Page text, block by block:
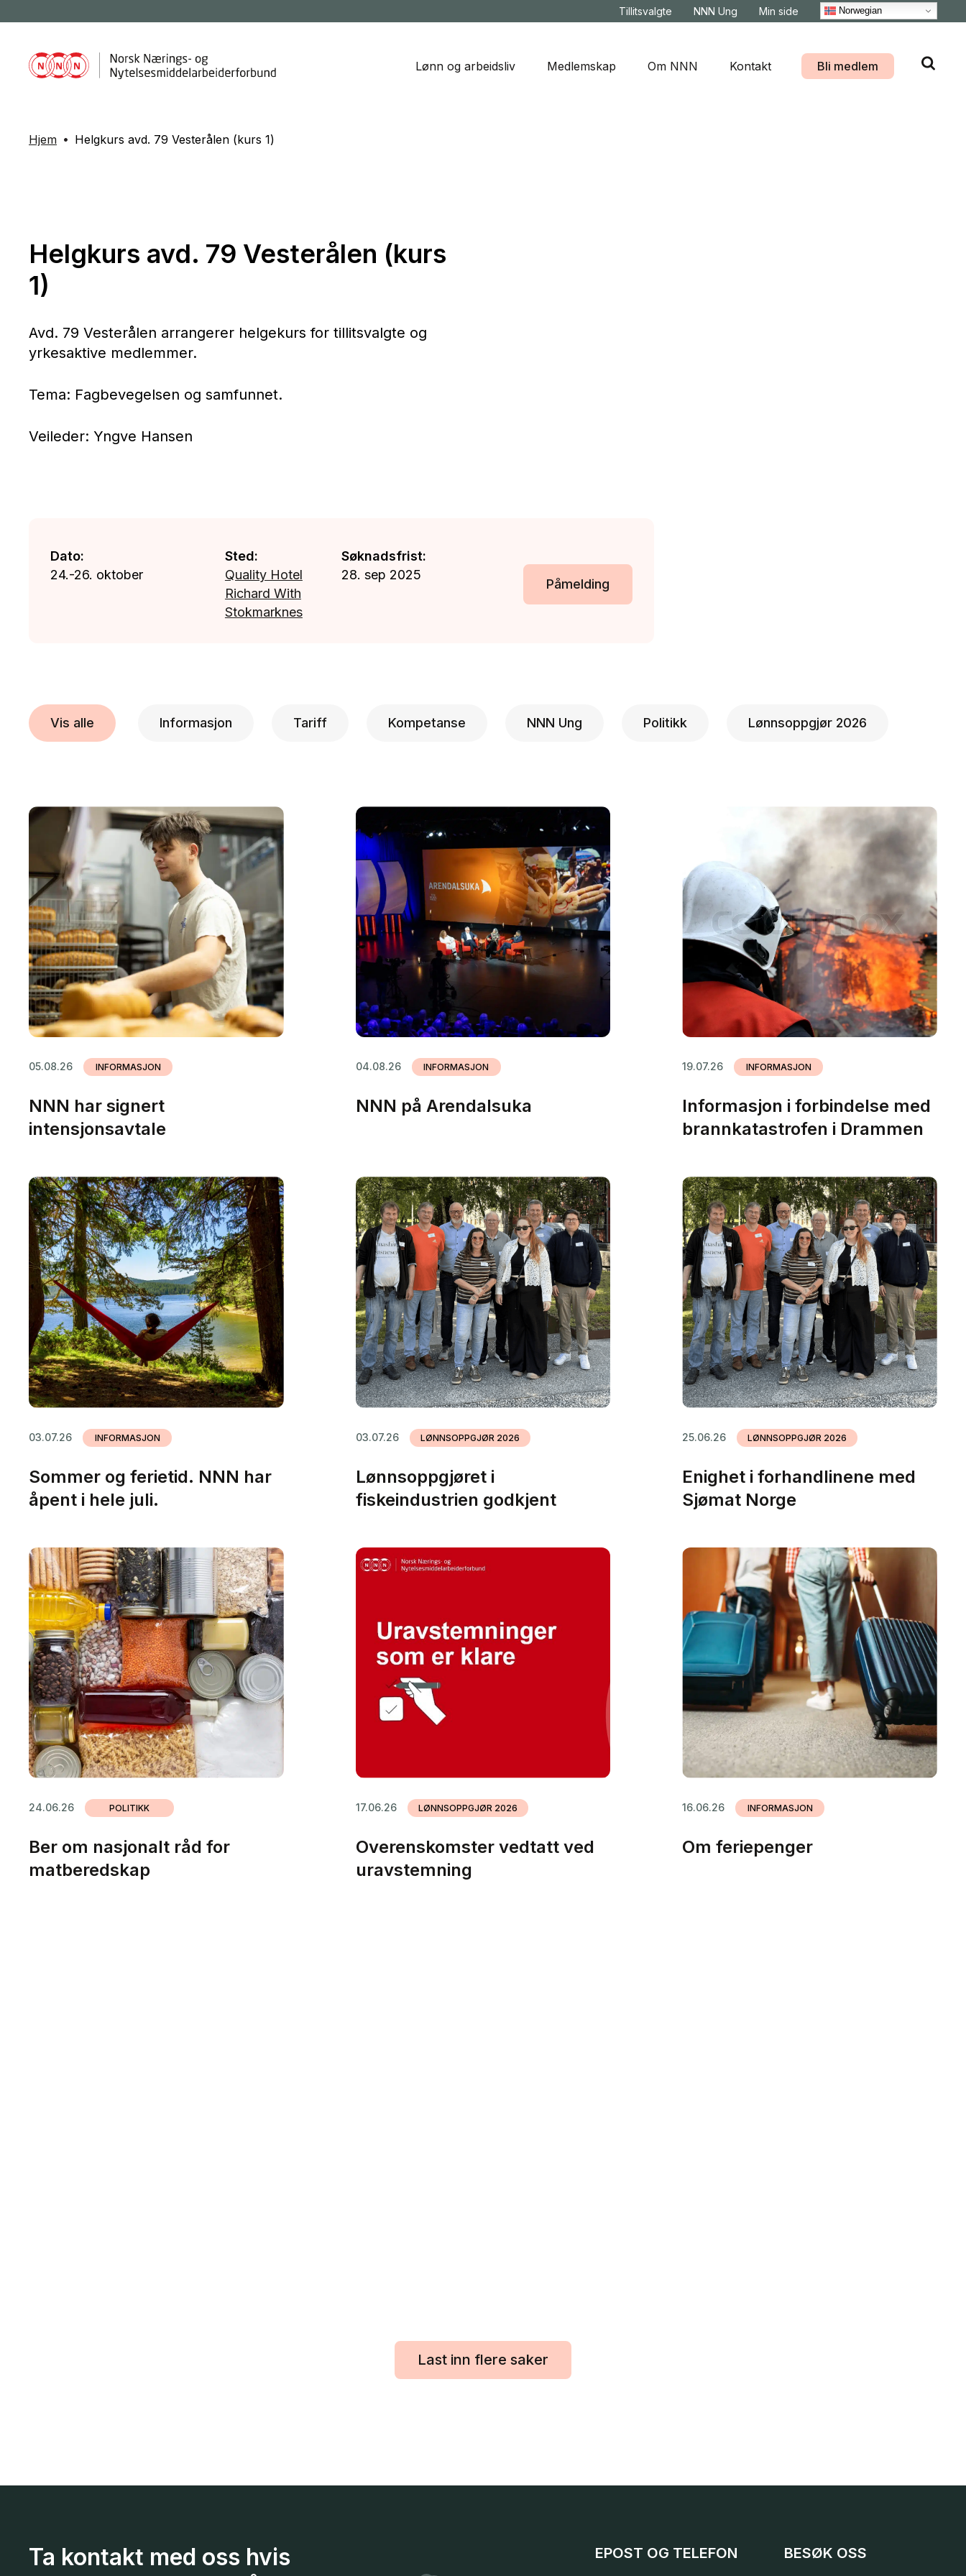
Tillitsvalgte NNN Ung Min side Norwegian
Lønn og arbeidsliv Medlemskap Om NNN Kontakt Bli medlem
Hjem Helgkurs avd. 79 Vesterålen (kurs 1)
Helgkurs avd. 79 Vesterålen (kurs
1)
Avd. 79 Vesterålen arrangerer helgekurs for tillitsvalgte og
yrkesaktive medlemmer.
Tema: Fagbevegelsen og samfunnet.
Veileder: Yngve Hansen
Dato:
24.-26. oktober
Sted:
Quality Hotel
Richard With
Stokmarknes
Søknadsfrist:
28. sep 2025
Påmelding
Vis alle Informasjon Tariff Kompetanse NNN Ung Politikk Lønnsoppgjør 2026
05.08.26 INFORMASJON
NNN har signert
intensjonsavtale
04.08.26 INFORMASJON
NNN på Arendalsuka
19.07.26 INFORMASJON
Informasjon i forbindelse med
brannkatastrofen i Drammen
03.07.26 INFORMASJON
Sommer og ferietid. NNN har
åpent i hele juli.
03.07.26 LØNNSOPPGJØR 2026
Lønnsoppgjøret i
fiskeindustrien godkjent
25.06.26 LØNNSOPPGJØR 2026
Enighet i forhandlinene med
Sjømat Norge
24.06.26 POLITIKK
Ber om nasjonalt råd for
matberedskap
17.06.26 LØNNSOPPGJØR 2026
Overenskomster vedtatt ved
uravstemning
16.06.26 INFORMASJON
Om feriepenger
Last inn flere saker
Ta kontakt med oss hvis
EPOST OG TELEFON BESØK OSS